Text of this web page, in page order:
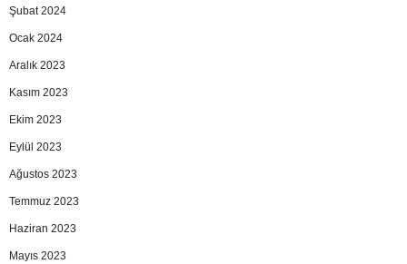
Şubat 2024
Ocak 2024
Aralık 2023
Kasım 2023
Ekim 2023
Eylül 2023
Ağustos 2023
Temmuz 2023
Haziran 2023
Mayıs 2023